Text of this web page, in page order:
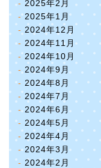
2025年2月
2025年1月
2024年12月
2024年11月
2024年10月
2024年9月
2024年8月
2024年7月
2024年6月
2024年5月
2024年4月
2024年3月
2024年2月